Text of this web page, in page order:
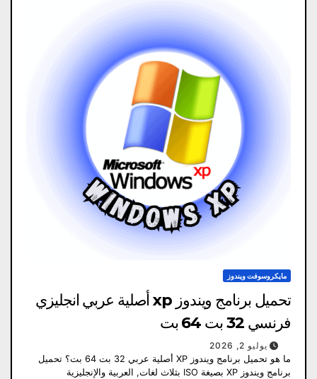
مايكروسوفت ويندوز
تحميل برنامج ويندوز xp أصلية عربي انجليزي
فرنسي 32 بت 64 بت
يوليو 2, 2026
ما هو تحميل برنامج ويندوز XP أصلية عربي 32 بت 64 بت؟ تحميل
برنامج ويندوز XP بصيغة ISO بثلاث لغات, العربية والإنجليزية